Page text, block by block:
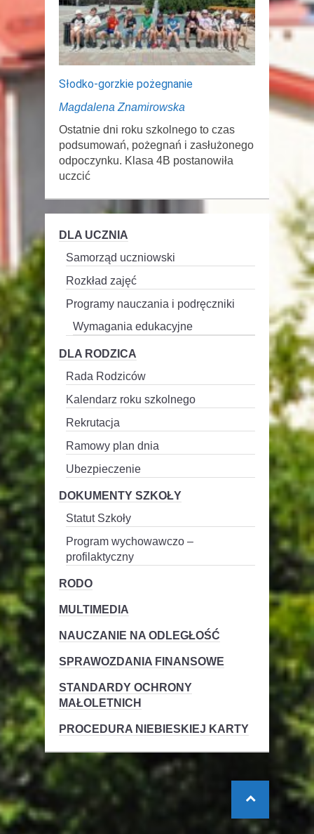
Słodko-gorzkie pożegnanie
Magdalena Znamirowska
Ostatnie dni roku szkolnego to czas
podsumowań, pożegnań i zasłużonego
odpoczynku. Klasa 4B postanowiła
uczcić
DLA UCZNIA
Samorząd uczniowski
Rozkład zajęć
Programy nauczania i podręczniki
Wymagania edukacyjne
DLA RODZICA
Rada Rodziców
Kalendarz roku szkolnego
Rekrutacja
Ramowy plan dnia
Ubezpieczenie
DOKUMENTY SZKOŁY
Statut Szkoły
Program wychowawczo –
profilaktyczny
RODO
MULTIMEDIA
NAUCZANIE NA ODLEGŁOŚĆ
SPRAWOZDANIA FINANSOWE
STANDARDY OCHRONY
MAŁOLETNICH
PROCEDURA NIEBIESKIEJ KARTY